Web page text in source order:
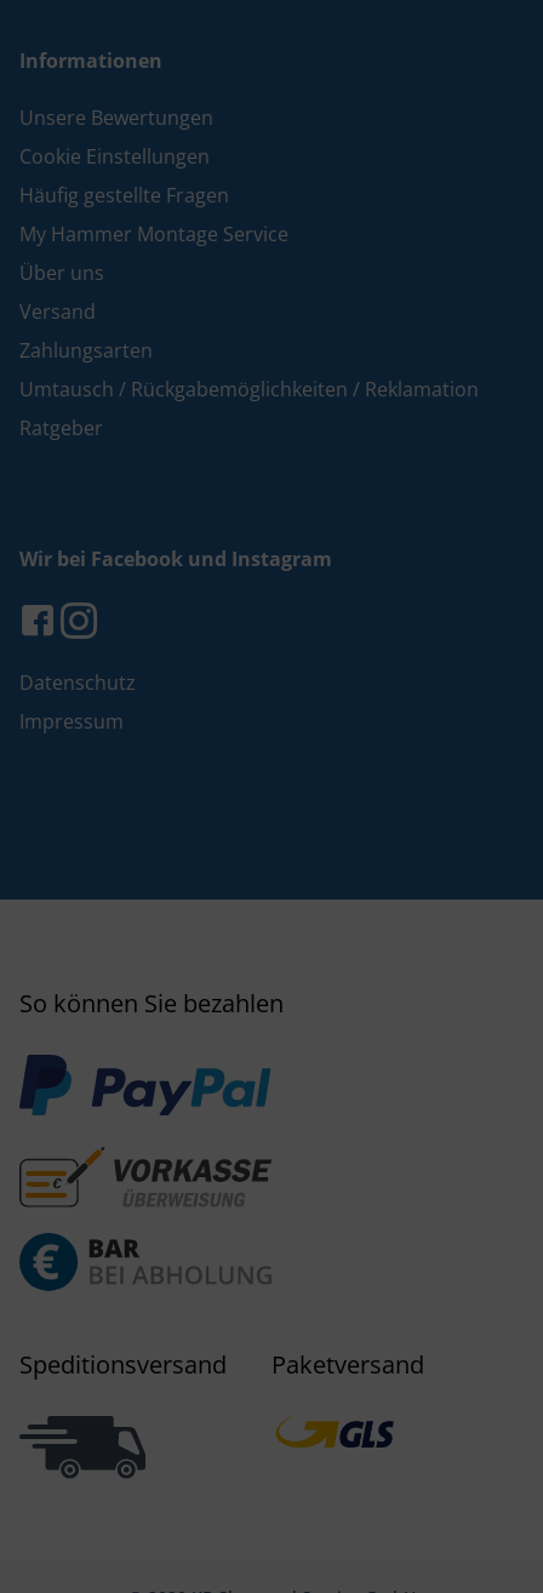
Informationen
Unsere Bewertungen
Cookie Einstellungen
Häufig gestellte Fragen
My Hammer Montage Service
Über uns
Versand
Zahlungsarten
Umtausch / Rückgabemöglichkeiten / Reklamation
Ratgeber
Wir bei Facebook und Instagram
Datenschutz
Impressum
So können Sie bezahlen
Speditionsversand Paketversand